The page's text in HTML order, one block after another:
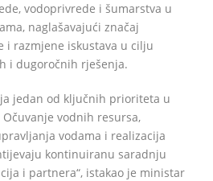
vodoprivrede i šumarstva u
naglašavajući značaj
i razmjene iskustava u cilju
i dugoročnih rješenja.
jedan od ključnih prioriteta u
vodnih resursa,
vodama i realizacija
kontinuiranu saradnju
i partnera“, istakao je ministar